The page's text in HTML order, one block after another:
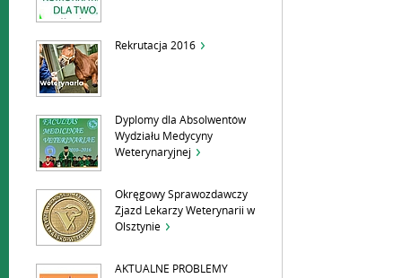
Rekrutacja 2016
Dyplomy dla Absolwentów
Wydziału Medycyny
Weterynaryjnej
Okręgowy Sprawozdawczy
Zjazd Lekarzy Weterynarii w
Olsztynie
AKTUALNE PROBLEMY